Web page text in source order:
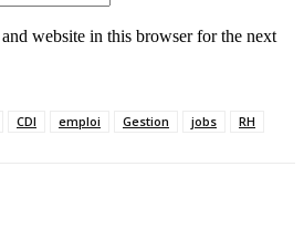
website in this browser for the next
CDI emploi Gestion jobs RH